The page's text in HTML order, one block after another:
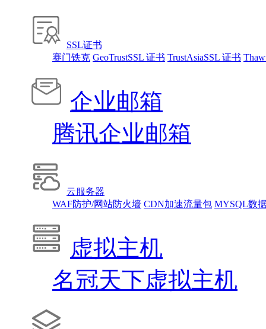
SSL证书免费领！
腾讯企业邮箱 买多少送多少！
SSL证书
赛门铁克 GeoTrustSSL 证书 TrustAsiaSSL 证书
企业邮箱
腾讯企业邮箱
云服务器
WAF防护/网站防火墙 CDN加速流量包 MYSQL数
虚拟主机
名冠天下虚拟主机